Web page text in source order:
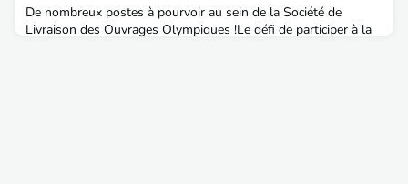
De nombreux postes à pourvoir au sein de la Société de
Livraison des Ouvrages Olympiques !Le défi de participer à la